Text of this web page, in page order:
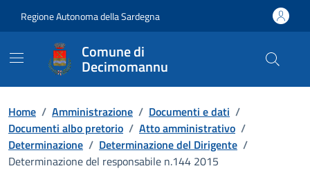
Regione Autonoma della Sardegna
Comune di
Decimomannu
Home / Amministrazione / Documenti e dati /
Documenti albo pretorio / Atto amministrativo /
Determinazione / Determinazione del Dirigente /
Determinazione del responsabile n.144 2015